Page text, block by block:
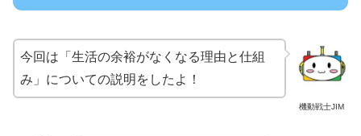
機動戦士JIM
今回は「生活の余裕がなくなる理由と仕組
み」についての説明をしたよ！